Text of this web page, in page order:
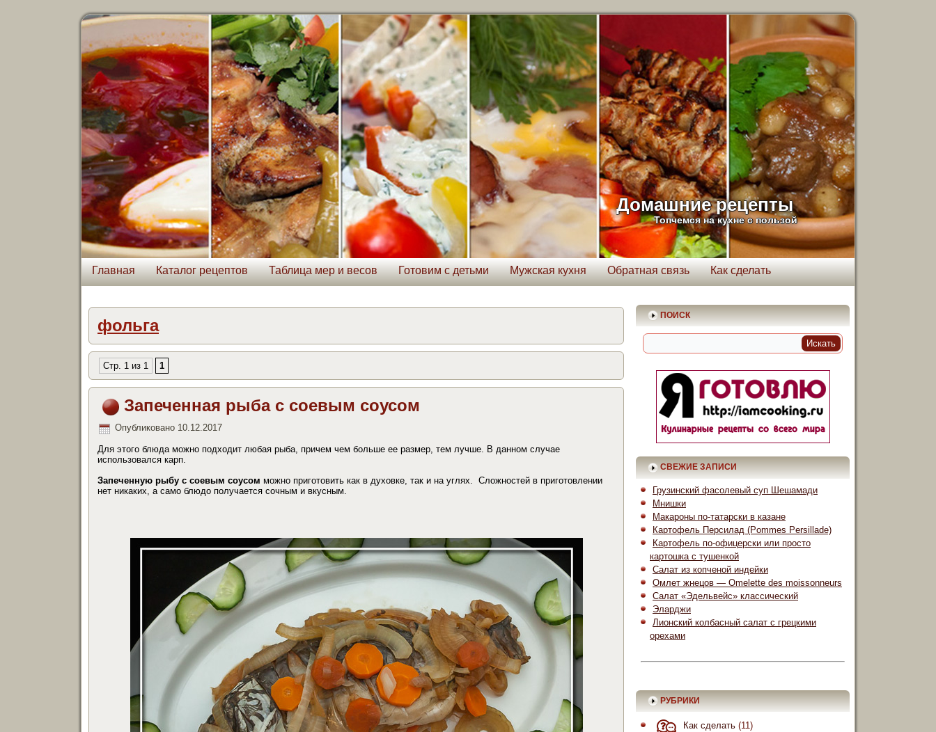
Домашние рецепты
Топчемся на кухне с пользой
Главная Каталог рецептов Таблица мер и весов Готовим с детьми Мужская кухня Обратная связь Как сделать
фольга
Стр. 1 из 1 1
Запеченная рыба с соевым соусом
Опубликовано 10.12.2017
Для этого блюда можно подходит любая рыба, причем чем больше ее размер, тем лучше. В данном случае
использовался карп.
Запеченную рыбу с соевым соусом можно приготовить как в духовке, так и на углях. Сложностей в приготовлении
нет никаких, а само блюдо получается сочным и вкусным.
ПОИСК
СВЕЖИЕ ЗАПИСИ
Грузинский фасолевый суп Шешамади
Мнишки
Макароны по-татарски в казане
Картофель Персилад (Pommes Persillade)
Картофель по-офицерски или просто
картошка с тушенкой
Салат из копченой индейки
Омлет жнецов — Omelette des moissonneurs
Салат «Эдельвейс» классический
Эларджи
Лионский колбасный салат с грецкими
орехами
РУБРИКИ
Как сделать (11)